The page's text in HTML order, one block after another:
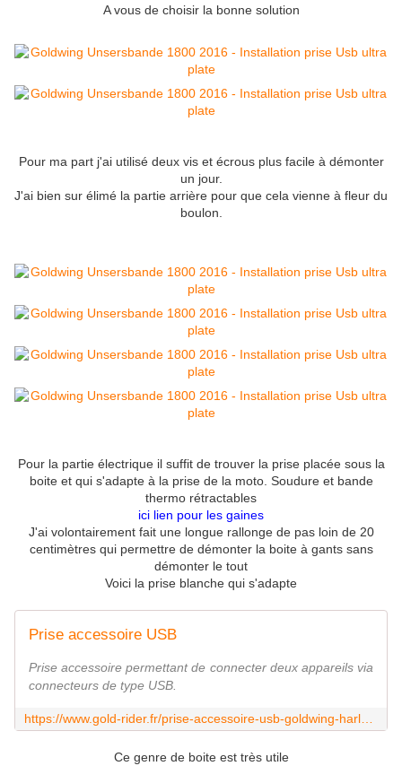
A vous de choisir la bonne solution
Pour ma part j'ai utilisé deux vis et écrous plus facile à démonter
un jour.
J'ai bien sur élimé la partie arrière pour que cela vienne à fleur du
boulon.
Pour la partie électrique il suffit de trouver la prise placée sous la
boite et qui s'adapte à la prise de la moto. Soudure et bande
thermo rétractables
ici lien pour les gaines
J'ai volontairement fait une longue rallonge de pas loin de 20
centimètres qui permettre de démonter la boite à gants sans
démonter le tout
Voici la prise blanche qui s'adapte
Prise accessoire USB
Prise accessoire permettant de connecter deux appareils via
connecteurs de type USB.
Ce genre de boite est très utile